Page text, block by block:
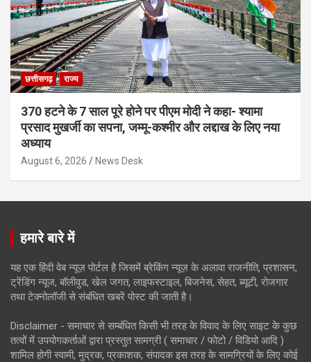
छत्तीसगढ़ राज्य
370 हटने के 7 साल पूरे होने पर पीएम मोदी ने कहा- श्यामा
प्रसाद मुखर्जी का सपना, जम्मू-कश्मीर और लद्दाख के लिए नया
अध्याय
August 6, 2026 News Desk
हमारे बारे में
यह एक हिंदी वेब न्यूज़ पोर्टल है जिसमें ब्रेकिंग न्यूज़ के अलावा राजनीति, प्रशासन,
ट्रेंडिंग न्यूज, बॉलीवुड, खेल जगत, लाइफस्टाइल, बिजनेस, सेहत, ब्यूटी, रोजगार
तथा टेक्नोलॉजी से संबंधित खबरें पोस्ट की जाती है।
Disclaimer - समाचार से सम्बंधित किसी भी तरह के विवाद के लिए साइट के कुछ
तत्वों में उपयोगकर्ताओं द्वारा प्रस्तुत सामग्री ( समाचार / फोटो / विडियो आदि )
शामिल होगी स्वामी, मुद्रक, प्रकाशक, संपादक इस तरह के सामग्रियों के लिए कोई